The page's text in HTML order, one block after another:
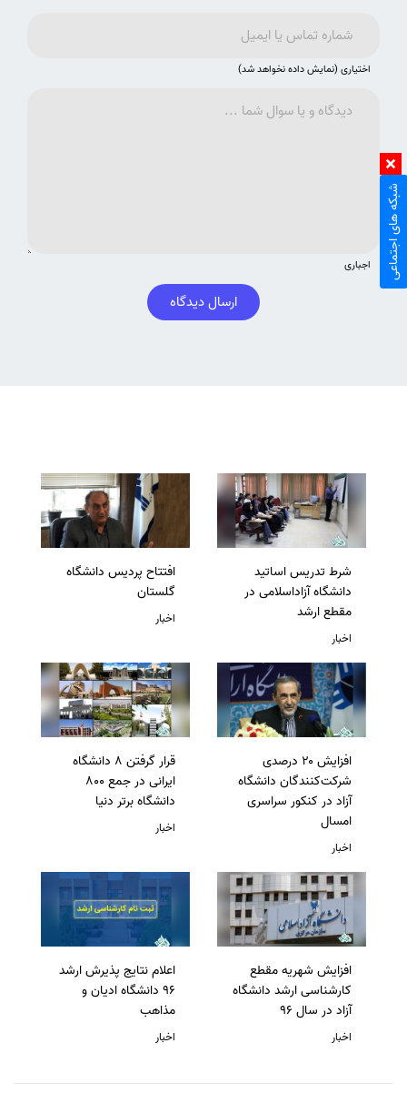
اختیاری (نمایش داده نخواهد شد)
اجباری
ارسال دیدگاه
شرط تدریس اساتید
دانشگاه آزاداسلامی در
مقطع ارشد
اخبار
افتتاح پردیس دانشگاه
گلستان
اخبار
افزایش ۲۰ درصدی
شرکت‌کنندگان دانشگاه
آزاد در کنکور سراسری
امسال
اخبار
قرار گرفتن 8 دانشگاه
ایرانی در جمع 800
دانشگاه برتر دنیا
اخبار
افزایش شهریه مقطع
کارشناسی ارشد دانشگاه
آزاد در سال 96
اخبار
اعلام نتایج پذیرش ارشد
96 دانشگاه ادیان و
مذاهب
اخبار
شبکه های اجتماعی